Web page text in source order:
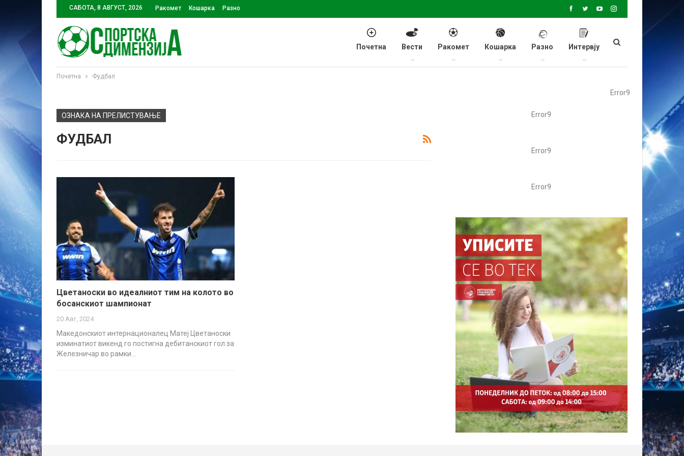
САБОТА, 8 АВГУСТ, 2026 Ракомет Кошарка Разно
Почетна Вести Ракомет Кошарка Разно Интервју
Почетна Фудбал
Error9
ОЗНАКА НА ПРЕЛИСТУВАЊЕ
ФУДБАЛ
Цветаноски во идеалниот тим на колото во
босанскиот шампионат
20 Авг, 2024
Македонскиот интернационалец Матеј Цветаноски
изминатиот викенд го постигна дебитанскиот гол за
Железничар во рамки…
Error9
Error9
Error9